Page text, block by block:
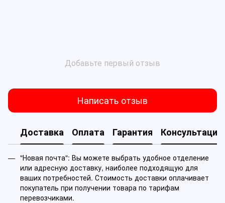
Добавьте первый отзыв
Написать отзыв
Доставка Оплата Гарантия Консультация
"Новая почта": Вы можете выбрать удобное отделение
или адресную доставку, наиболее подходящую для
ваших потребностей. Стоимость доставки оплачивает
покупатель при получении товара по тарифам
перевозчиками.